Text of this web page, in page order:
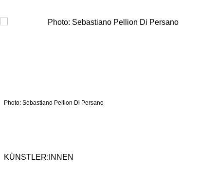
Open a larger version of the following image in a popup:
Photo: Sebastiano Pellion Di Persano